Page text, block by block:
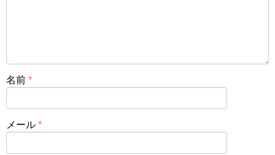
名前 *
メール *